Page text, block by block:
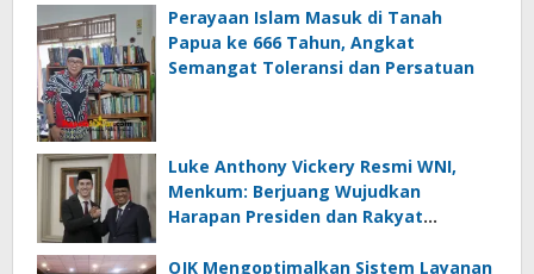
Perayaan Islam Masuk di Tanah
Papua ke 666 Tahun, Angkat
Semangat Toleransi dan Persatuan
Luke Anthony Vickery Resmi WNI,
Menkum: Berjuang Wujudkan
Harapan Presiden dan Rakyat
OJK Mengoptimalkan Sistem Layanan